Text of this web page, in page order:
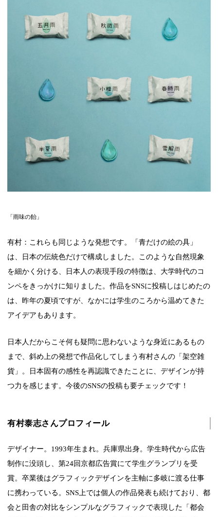
「雨味の飴」
有村：これらも同じような発想です。「青だけの絵の具」
は、日本の伝統色だけで構成しました。このような自然現象
を細かく分ける、日本人の表現手段の特徴は、大学時代のコ
ンペをきっかけに知りました。作品をSNSに投稿しはじめたの
は、昨年の夏頃ですが、なかには学生のころから温めてきた
アイデアもあります。
日本人だからこそ何も疑問に思わないような身近にあるもの
まで、斜め上の発想で作品化してしまう有村さんの「架空雑
貨」。日本固有の感性を再認識できたことに、デザインが持
つ力を感じます。今後のSNSの投稿も要チェックです！
有村泰志さんプロフィール
デザイナー。1993年生まれ。兵庫県出身。学生時代から広告
制作に没頭し、第24回京都広告賞にて学生グランプリを受
賞。卒業後はグラフィックデザインを主軸に多岐に渡る仕事
に携わっている。SNS上では個人の作品発表も続けており、都
会と田舎の対比をシンプルなグラフィックで表現した「都会